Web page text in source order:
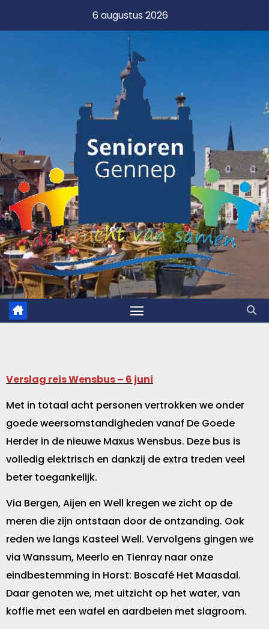
6 augustus 2026
Verslag reis Wensbus – 6 juni
Met in totaal acht personen vertrokken we onder
goede weersomstandigheden vanaf De Goede
Herder in de nieuwe Maxus Wensbus. Deze bus is
volledig elektrisch en dankzij de extra treden veel
beter toegankelijk.
Via Bergen, Aijen en Well kregen we zicht op de
meren die zijn ontstaan door de ontzanding. Ook
reden we langs Kasteel Well. Vervolgens gingen we
via Wanssum, Meerlo en Tienray naar onze
eindbestemming in Horst: Boscafé Het Maasdal.
Daar genoten we, met uitzicht op het water, van
koffie met een wafel en aardbeien met slagroom.